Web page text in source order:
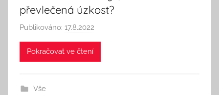
převlečená úzkost?
Publikováno: 17.8.2022
u
Pokračovat ve čtení
Vše